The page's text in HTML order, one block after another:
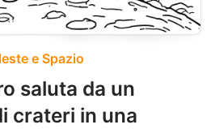
e Spazio
saluta da un
crateri in una